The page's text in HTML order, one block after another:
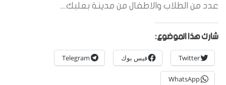
عدد من الطلاب والاطفال من مدينة بعلبك....
شارك هذا الموضوع:
Twitter فيس بوك Telegram
WhatsApp